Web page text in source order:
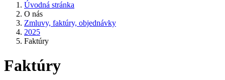
Úvodná stránka
O nás
Zmluvy, faktúry, objednávky
2025
Faktúry
Faktúry